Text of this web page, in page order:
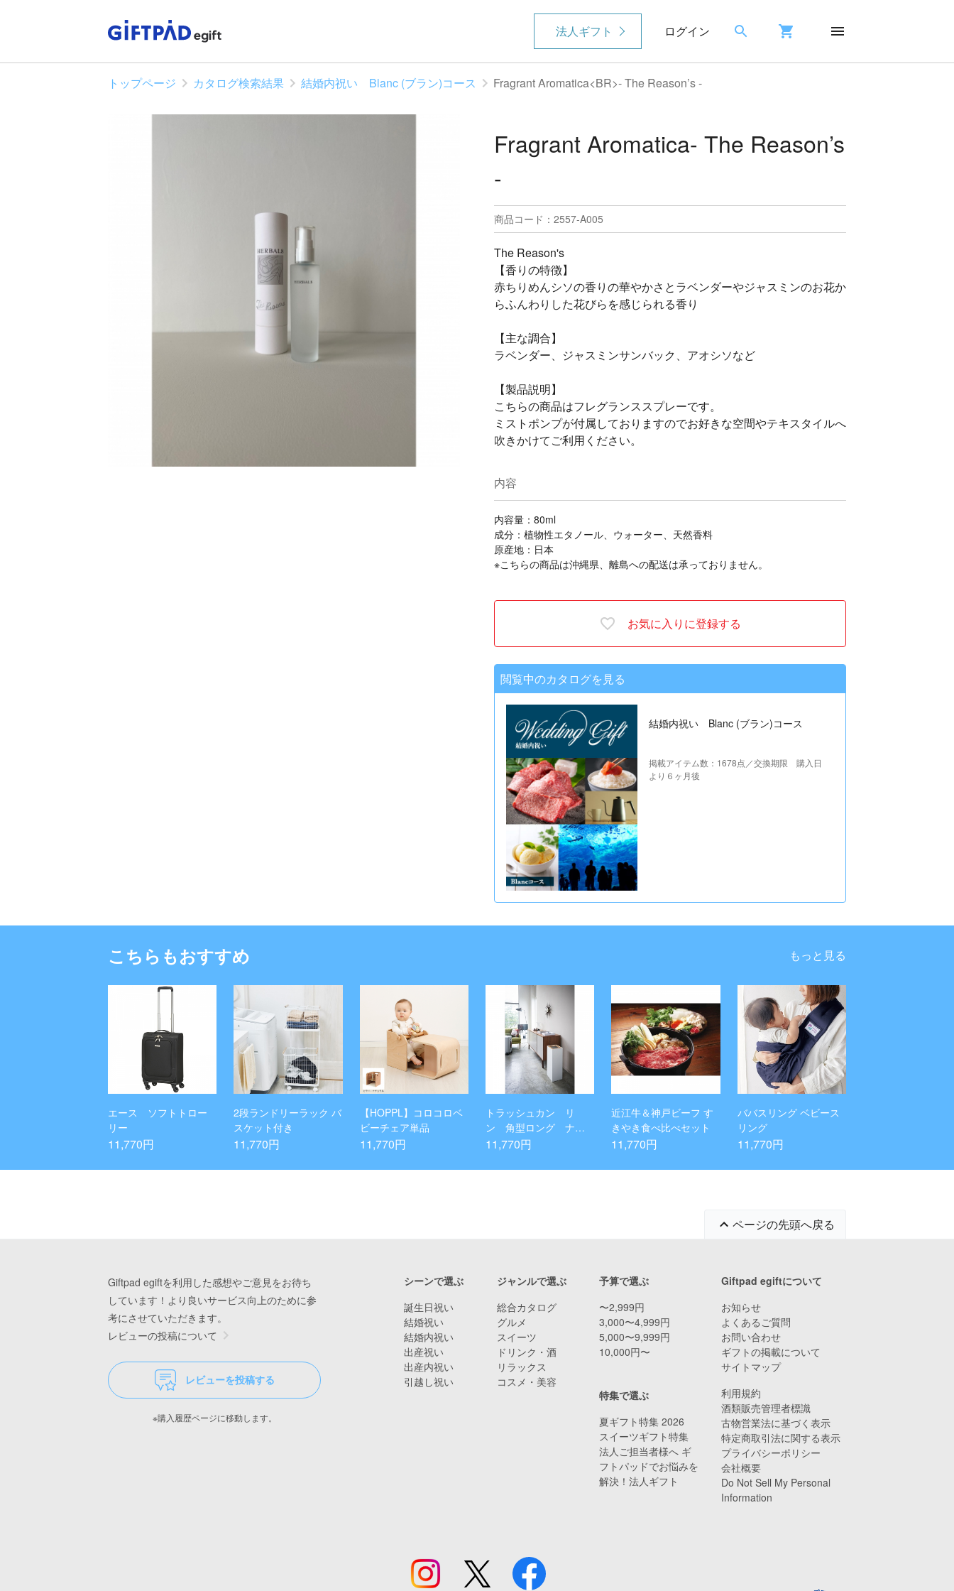
法人ギフト ログイン
トップページ カタログ検索結果 結婚内祝い Blanc (ブラン)コース Fragrant Aromatica<BR>- The Reason’s -
Fragrant Aromatica- The Reason’s
-
商品コード：2557-A005
The Reason's
【香りの特徴】
赤ちりめんシソの香りの華やかさとラベンダーやジャスミンのお花か
らふんわりした花びらを感じられる香り
【主な調合】
ラベンダー、ジャスミンサンバック、アオシソなど
【製品説明】
こちらの商品はフレグランススプレーです。
ミストポンプが付属しておりますのでお好きな空間やテキスタイルへ
吹きかけてご利用ください。
内容
内容量：80ml
成分：植物性エタノール、ウォーター、天然香料
原産地：日本
※こちらの商品は沖縄県、離島への配送は承っておりません。
お気に入りに登録する
閲覧中のカタログを見る
結婚内祝い Blanc (ブラン)コース
掲載アイテム数：1678点／交換期限 購入日
より６ヶ月後
こちらもおすすめ もっと見る
エース ソフトトロー
リー
11,770円
2段ランドリーラック バ
スケット付き
11,770円
【HOPPL】コロコロベ
ビーチェア単品
11,770円
トラッシュカン リ
ン 角型ロング ナチ
ュラル
11,770円
近江牛＆神戸ビーフ す
きやき食べ比べセット
11,770円
ババスリング ベビース
リング
11,770円
ページの先頭へ戻る
Giftpad egiftを利用した感想やご意見をお待ち
しています！より良いサービス向上のために参
考にさせていただきます。
レビューの投稿について
レビューを投稿する
※購入履歴ページに移動します。
シーンで選ぶ
誕生日祝い
結婚祝い
結婚内祝い
出産祝い
出産内祝い
引越し祝い
予算で選ぶ
〜2,999円
3,000〜4,999円
5,000〜9,999円
10,000円〜
ジャンルで選ぶ
総合カタログ
グルメ
スイーツ
ドリンク・酒
リラックス
コスメ・美容
特集で選ぶ
夏ギフト特集 2026
スイーツギフト特集
法人ご担当者様へ ギ
フトパッドでお悩みを
解決！法人ギフト
Giftpad egiftについて
お知らせ
よくあるご質問
お問い合わせ
ギフトの掲載について
サイトマップ
利用規約
酒類販売管理者標識
古物営業法に基づく表示
特定商取引法に関する表示
プライバシーポリシー
会社概要
Do Not Sell My Personal
Information